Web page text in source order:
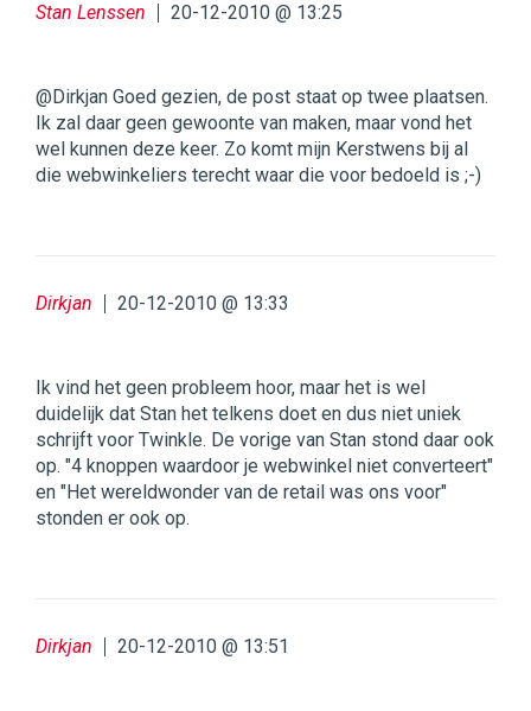
Stan Lenssen 20-12-2010 @ 13:25
@Dirkjan Goed gezien, de post staat op twee plaatsen.
Ik zal daar geen gewoonte van maken, maar vond het
wel kunnen deze keer. Zo komt mijn Kerstwens bij al
die webwinkeliers terecht waar die voor bedoeld is ;-)
Dirkjan 20-12-2010 @ 13:33
Ik vind het geen probleem hoor, maar het is wel
duidelijk dat Stan het telkens doet en dus niet uniek
schrijft voor Twinkle. De vorige van Stan stond daar ook
op. "4 knoppen waardoor je webwinkel niet converteert"
en "Het wereldwonder van de retail was ons voor"
stonden er ook op.
Dirkjan 20-12-2010 @ 13:51